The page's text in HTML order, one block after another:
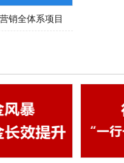
销全体系项目